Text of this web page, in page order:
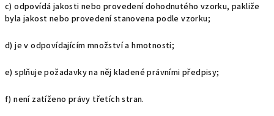
c) odpovídá jakosti nebo provedení dohodnutého vzorku, pakliže
byla jakost nebo provedení stanovena podle vzorku;
d) je v odpovídajícím množství a hmotnosti;
e) splňuje požadavky na něj kladené právními předpisy;
f) není zatíženo právy třetích stran.